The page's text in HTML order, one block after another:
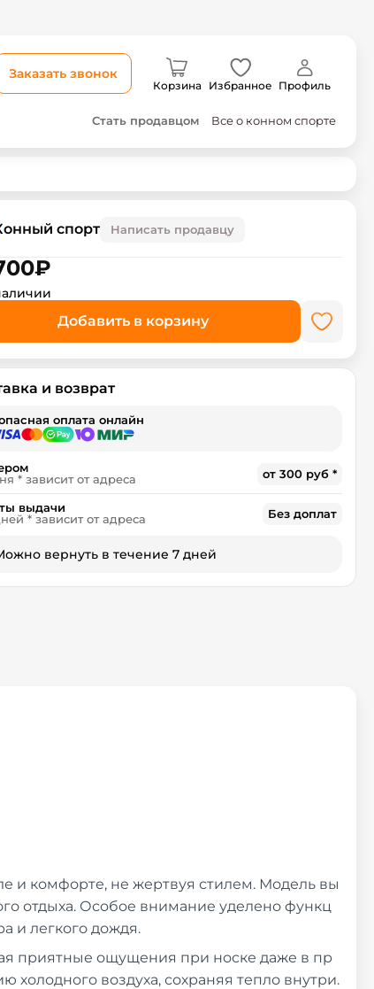
Заказать звонок
Корзина Избранное Профиль
Стать продавцом Все о конном спорте
спорт Написать продавцу
₽
Добавить в корзину
и возврат
оплата онлайн
* зависит от адреса
от 300 руб *
выдачи
* зависит от адреса
Без доплат
вернуть в течение 7 дней
и комфорте, не жертвуя стилем. Модель вы
отдыха. Особое внимание уделено функц
и легкого дождя.
приятные ощущения при носке даже в пр
воздуха, сохраняя тепло внутри.